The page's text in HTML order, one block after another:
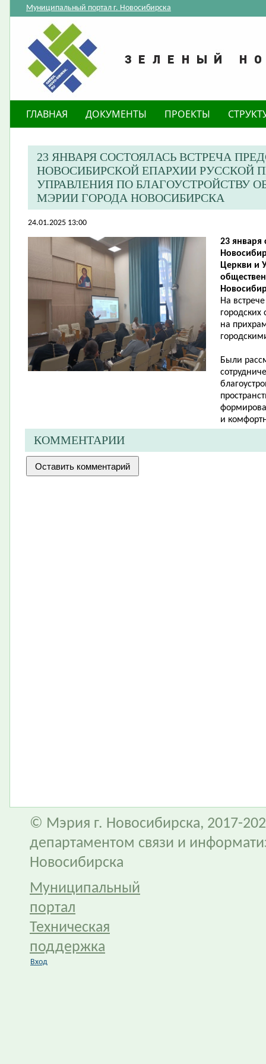
Муниципальный портал г. Новосибирска
ГЛАВНАЯ ДОКУМЕНТЫ ПРОЕКТЫ
23 ЯНВАРЯ СОСТОЯЛАСЬ ВСТРЕЧА
НОВОСИБИРСКОЙ ЕПАРХИИ РУССКОЙ
УПРАВЛЕНИЯ ПО БЛАГОУСТРОЙСТВУ
МЭРИИ ГОРОДА НОВОСИБИРСКА
24.01.2025 13:00
23 января
Церкви и
На
городских
на
Были
и
КОММЕНТАРИИ
© Мэрия г. Новосибирска, 2017-
департаментом связи и
Новосибирска
Муниципальный
портал
Техническая
поддержка
Вход